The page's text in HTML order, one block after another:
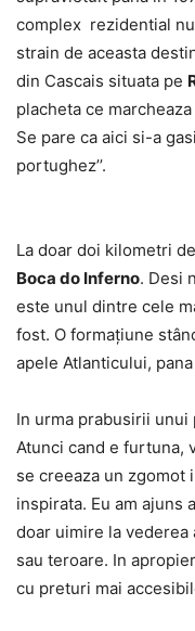
complex rezidential
strain de aceasta
din Cascais situata pe
placheta ce
Se pare ca aici si-a
portughez’’.
La doar doi kilometri
Boca do Inferno. Desi
este unul dintre cele
fost. O formațiune
apele Atlanticului,
In urma prabusirii
Atunci cand e furtuna,
se creeaza un zgomot
inspirata. Eu am ajuns
doar uimire la
sau teroare. In
cu preturi mai